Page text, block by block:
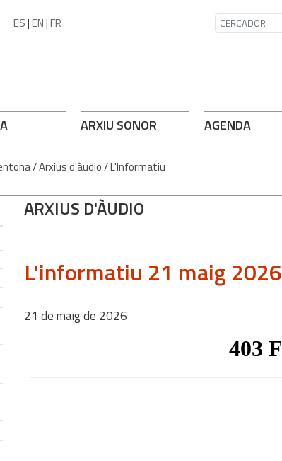
ES|EN|FR
ARXIU SONOR AGENDA
/Arxius d'àudio/L'Informatiu
ARXIUS D'ÀUDIO
L'informatiu 21 maig 2026
21 demaigde 2026